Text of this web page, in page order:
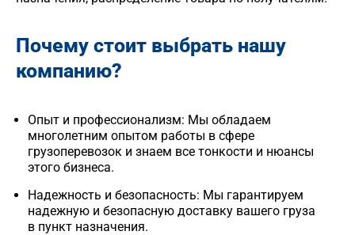
Почему стоит выбрать нашу
компанию?
Опыт и профессионализм: Мы обладаем
многолетним опытом работы в сфере
грузоперевозок и знаем все тонкости и нюансы
этого бизнеса.
Надежность и безопасность: Мы гарантируем
надежную и безопасную доставку вашего груза
в пункт назначения.